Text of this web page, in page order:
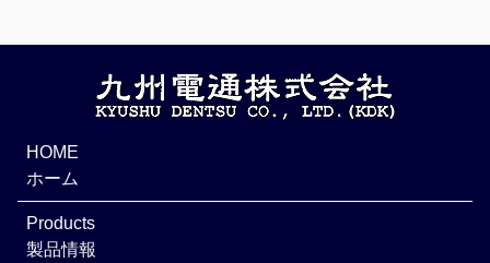
HOME
ホーム
Products
製品情報